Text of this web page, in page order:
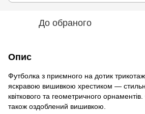
До обраного
Опис
Футболка з приємного на дотик
яскравою вишивкою хрестиком ―
квіткового та геометричного
також оздоблений вишивкою.